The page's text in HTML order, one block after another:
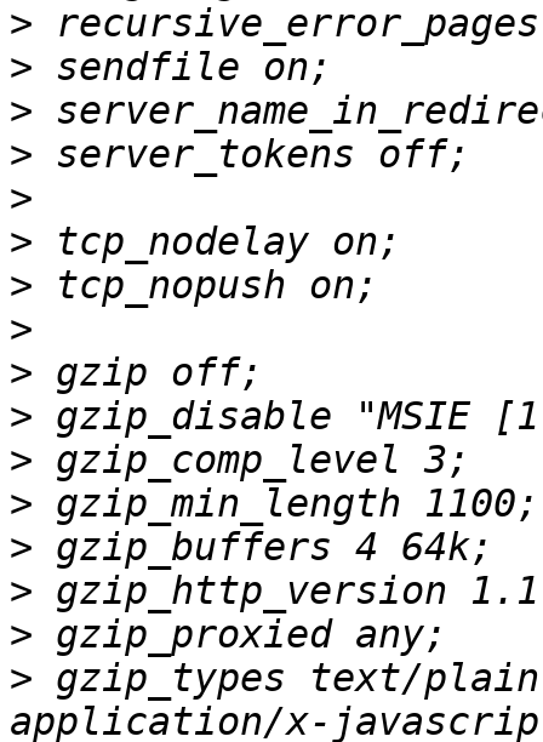
>
>
>
>
>
>
>
>
>
>
>
>
>
>
>
> gzip_types text/